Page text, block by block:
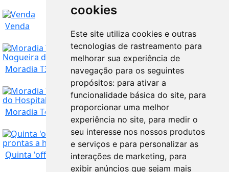
cookies
Este site utiliza cookies e outras
tecnologias de rastreamento para
melhorar sua experiência de
navegação para os seguintes
propósitos: para ativar a
funcionalidade básica do site, para
proporcionar uma melhor
experiência no site, para medir o
seu interesse nos nossos produtos
e serviços e para personalizar as
interações de marketing, para
exibir anúncios que sejam mais
Coimbra 30.000
Venda
Coimbra 465.000
Moradia T3 pronta a habitar e semi mobilada em ...
Coimbra 205.000
Moradia T4 pronta a habitar em Santa Ovaia, Oli...
Coimbra 240.000
Quinta 'off grid' com casa e anexo autossuficie...